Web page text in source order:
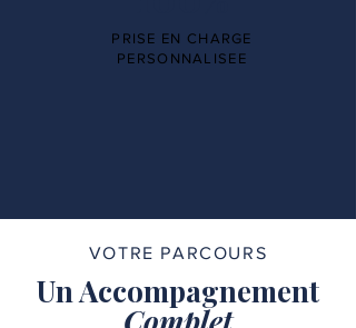
PRISE EN CHARGE
PERSONNALISEE
VOTRE PARCOURS
Un Accompagnement